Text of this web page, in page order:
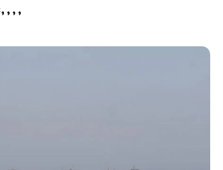
, , , ,